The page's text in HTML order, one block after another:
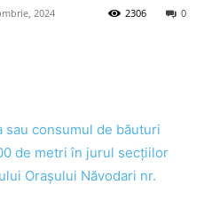
2024 0
2306
consumul de băuturi
de metri în jurul secțiilor
Orașului Năvodari nr.